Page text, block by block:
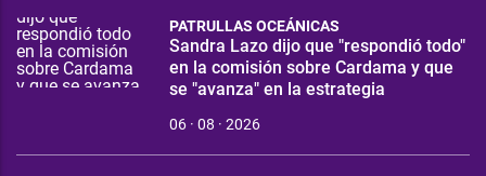
PATRULLAS OCEÁNICAS
Sandra Lazo dijo que "respondió todo"
en la comisión sobre Cardama y que
se "avanza" en la estrategia
06 · 08 · 2026